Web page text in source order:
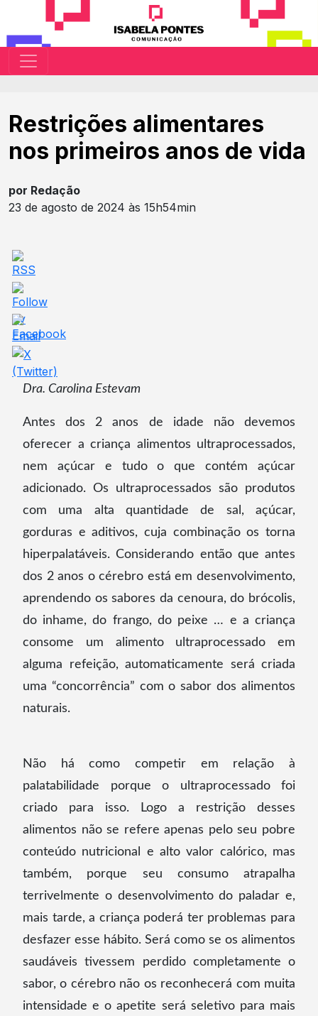
Restrições alimentares
nos primeiros anos de vida
por Redação
23 de agosto de 2024 às 15h54min
Dra. Carolina Estevam
Antes dos 2 anos de idade não devemos
oferecer a criança alimentos ultraprocessados,
nem açúcar e tudo o que contém açúcar
adicionado. Os ultraprocessados são produtos
com uma alta quantidade de sal, açúcar,
gorduras e aditivos, cuja combinação os torna
hiperpalatáveis. Considerando então que antes
dos 2 anos o cérebro está em desenvolvimento,
aprendendo os sabores da cenoura, do brócolis,
do inhame, do frango, do peixe … e a criança
consome um alimento ultraprocessado em
alguma refeição, automaticamente será criada
uma “concorrência” com o sabor dos alimentos
naturais.
Não há como competir em relação à
palatabilidade porque o ultraprocessado foi
criado para isso. Logo a restrição desses
alimentos não se refere apenas pelo seu pobre
conteúdo nutricional e alto valor calórico, mas
também, porque seu consumo atrapalha
terrivelmente o desenvolvimento do paladar e,
mais tarde, a criança poderá ter problemas para
desfazer esse hábito. Será como se os alimentos
saudáveis tivessem perdido completamente o
sabor, o cérebro não os reconhecerá com muita
intensidade e o apetite será seletivo para mais